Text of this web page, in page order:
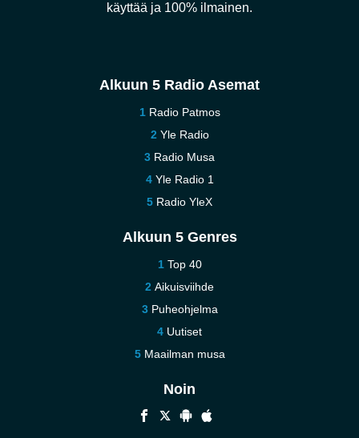
käyttää ja 100% ilmainen.
Alkuun 5 Radio Asemat
Radio Patmos
Yle Radio
Radio Musa
Yle Radio 1
Radio YleX
Alkuun 5 Genres
Top 40
Aikuisviihde
Puheohjelma
Uutiset
Maailman musa
Noin